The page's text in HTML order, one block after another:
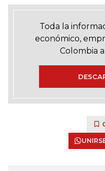
Toda la
económico,
Colombia